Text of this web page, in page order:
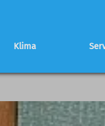
Partnerhütte
Klima